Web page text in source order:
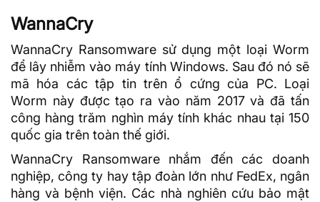
WannaCry
WannaCry Ransomware sử dụng một loại Worm
để lây nhiễm vào máy tính Windows. Sau đó nó sẽ
mã hóa các tập tin trên ổ cứng của PC. Loại
Worm này được tạo ra vào năm 2017 và đã tấn
công hàng trăm nghìn máy tính khác nhau tại 150
quốc gia trên toàn thế giới.
WannaCry Ransomware nhắm đến các doanh
nghiệp, công ty hay tập đoàn lớn như FedEx, ngân
hàng và bệnh viện. Các nhà nghiên cứu bảo mật